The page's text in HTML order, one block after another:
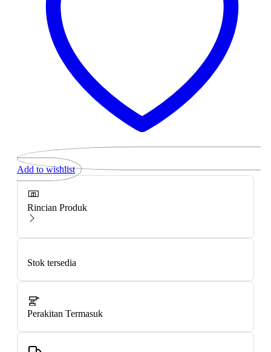
Add to wishlist
Rincian Produk
Stok tersedia
Perakitan Termasuk